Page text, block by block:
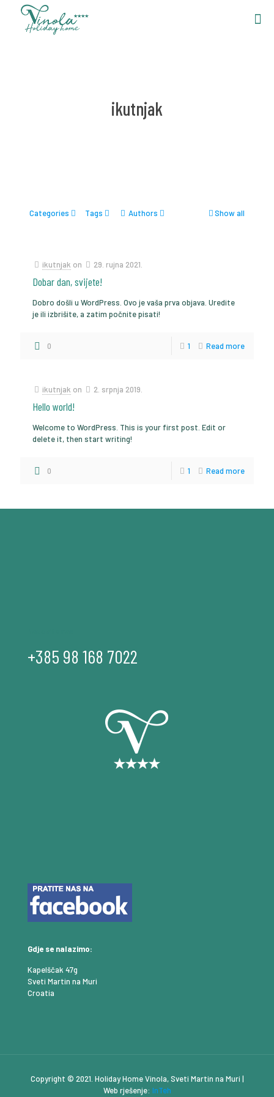
ikutnjak
Categories Tags Authors Show all
ikutnjak on 29. rujna 2021.
Dobar dan, svijete!
Dobro došli u WordPress. Ovo je vaša prva objava. Uredite
je ili izbrišite, a zatim počnite pisati!
0 1 Read more
ikutnjak on 2. srpnja 2019.
Hello world!
Welcome to WordPress. This is your first post. Edit or
delete it, then start writing!
0 1 Read more
+385 98 168 7022
Gdje se nalazimo:
Kapelščak 47g
Sveti Martin na Muri
Croatia
Copyright © 2021. Holiday Home Vinola, Sveti Martin na Muri |
Web rješenje: InTeh